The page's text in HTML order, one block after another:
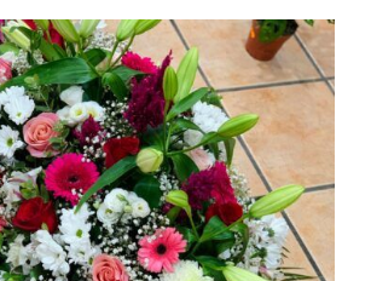
AL CARRITO
/